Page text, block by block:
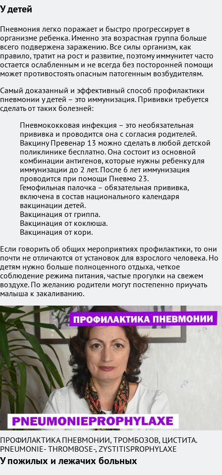
У детей
Пневмония легко поражает и быстро прогрессирует в
организме ребенка. Именно эта возрастная группа больше
всего подвержена заражению. Все силы организм, как
правило, тратит на рост и развитие, поэтому иммунитет часто
остается ослабленным и не всегда без посторонней помощи
может противостоять опасным патогенным возбудителям.
Самый доказанный и эффективный способ профилактики
пневмонии у детей – это иммунизация. Прививки требуется
сделать от таких болезней:
Пневмококковая инфекция – это необязательная
прививка и проводится она с согласия родителей.
Вакцину Превенар 13 можно сделать в любой детской
поликлинике бесплатно. Она состоит из основной
комбинации антигенов, которые нужны ребенку для
иммунизации до 2 лет. После 6 лет иммунизация
проводится при помощи Пневмо 23.
Гемофильная палочка – обязательная прививка,
включена в состав национального календаря
вакцинации детей.
Вакцинация от гриппа.
Вакцинация от коклюша.
Вакцинация от кори.
Если говорить об общих мероприятиях профилактики, то они
почти не отличаются от установок для взрослого человека. Но
детям нужно больше полноценного отдыха, четкое
соблюдение режима питания, частые прогулки на свежем
воздухе. По желанию родители могут постепенно приучать
малыша к закаливанию.
ПРОФИЛАКТИКА ПНЕВМОНИИ, ТРОМБОЗОВ, ЦИСТИТА.
PNEUMONIE- THROMBOSE-, ZYSTITISPROPHYLAXE
У пожилых и лежачих больных